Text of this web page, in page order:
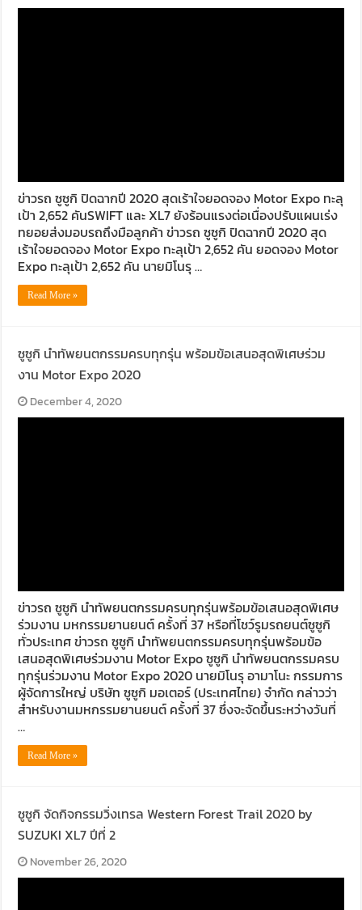
ข่าวรถ ซูซูกิ ปิดฉากปี 2020 สุดเร้าใจยอดจอง Motor Expo ทะลุ
เป้า 2,652 คันSWIFT และ XL7 ยังร้อนแรงต่อเนื่องปรับแผนเร่ง
ทยอยส่งมอบรถถึงมือลูกค้า ข่าวรถ ซูซูกิ ปิดฉากปี 2020 สุด
เร้าใจยอดจอง Motor Expo ทะลุเป้า 2,652 คัน ยอดจอง Motor
Expo ทะลุเป้า 2,652 คัน นายมิโนรุ …
Read More »
ซูซูกิ นำทัพยนตกรรมครบทุกรุ่น พร้อมข้อเสนอสุดพิเศษร่วม
งาน Motor Expo 2020
December 4, 2020
ข่าวรถ ซูซูกิ นำทัพยนตกรรมครบทุกรุ่นพร้อมข้อเสนอสุดพิเศษ
ร่วมงาน มหกรรมยานยนต์ ครั้งที่ 37 หรือที่โชว์รูมรถยนต์ซูซูกิ
ทั่วประเทศ ข่าวรถ ซูซูกิ นำทัพยนตกรรมครบทุกรุ่นพร้อมข้อ
เสนอสุดพิเศษร่วมงาน Motor Expo ซูซูกิ นำทัพยนตกรรมครบ
ทุกรุ่นร่วมงาน Motor Expo 2020 นายมิโนรุ อามาโนะ กรรมการ
ผู้จัดการใหญ่ บริษัท ซูซูกิ มอเตอร์ (ประเทศไทย) จำกัด กล่าวว่า
สำหรับงานมหกรรมยานยนต์ ครั้งที่ 37 ซึ่งจะจัดขึ้นระหว่างวันที่
…
Read More »
ซูซูกิ จัดกิจกรรมวิ่งเทรล Western Forest Trail 2020 by
SUZUKI XL7 ปีที่ 2
November 26, 2020